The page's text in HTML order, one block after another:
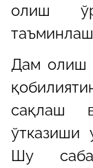
олиш
Дам олиш
сақлаш
ўтказиши
Шу